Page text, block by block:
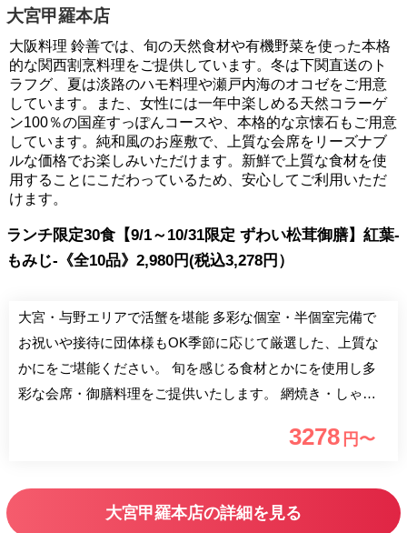
大宮甲羅本店
大阪料理 鈴善では、旬の天然食材や有機野菜を使った本格
的な関西割烹料理をご提供しています。冬は下関直送のト
ラフグ、夏は淡路のハモ料理や瀬戸内海のオコゼをご用意
しています。また、女性には一年中楽しめる天然コラーゲ
ン100％の国産すっぽんコースや、本格的な京懐石もご用意
しています。純和風のお座敷で、上質な会席をリーズナブ
ルな価格でお楽しみいただけます。新鮮で上質な食材を使
用することにこだわっているため、安心してご利用いただ
けます。
ランチ限定30食【9/1～10/31限定 ずわい松茸御膳】紅葉-
もみじ-《全10品》2,980円(税込3,278円）
大宮・与野エリアで活蟹を堪能 多彩な個室・半個室完備で
お祝いや接待に団体様もOK季節に応じて厳選した、上質な
かにをご堪能ください。 旬を感じる食材とかにを使用し多
彩な会席・御膳料理をご提供いたします。 網焼き・しゃ
スがございます。 ◆歓迎会・送別会など各種ご宴会に最適
プラン 別途料金にて90分飲み放題付に ◆お慶びの善き日に
慶事会席をご用意しております お顔合わせ食事会、お食い
3278 円〜
大宮甲羅本店の詳細を見る